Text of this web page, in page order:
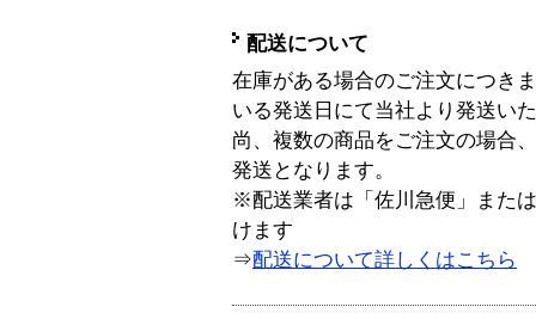
配送について
在庫がある場合のご注文につき
いる発送日にて当社より発送い
尚、複数の商品をご注文の場合
発送となります。
※配送業者は「佐川急便」また
けます
⇒配送について詳しくはこちら